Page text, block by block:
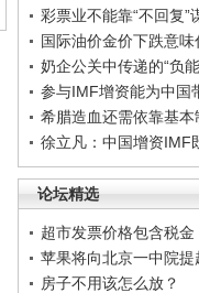
彩票业不能靠“不回复”
国际油价金价下跌意味
奶企公关中传递的“负
参与IMF增资能为中国
希腊造血还需依靠基本
徐立凡：中国增资IMF
论坛精选
超市发票价格包含税金
苹果将向北京一中院提
房子不用该怎么放？